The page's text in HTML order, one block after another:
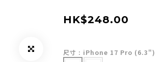
HK$248.00
尺寸 : iPhone 17 Pro (6.3")